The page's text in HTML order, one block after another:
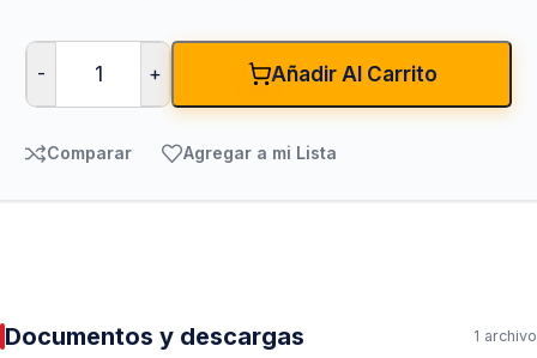
- + Añadir Al Carrito
Comparar Agregar a mi Lista
Documentos y descargas 1 archivo